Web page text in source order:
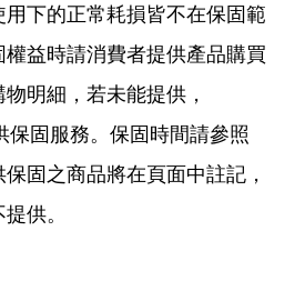
下的正常耗損皆不在保固範
權益時請消費者提供產品購買
明細，若未能提供，
保固服務。保固時間請參照
固之商品將在頁面中註記，
供。